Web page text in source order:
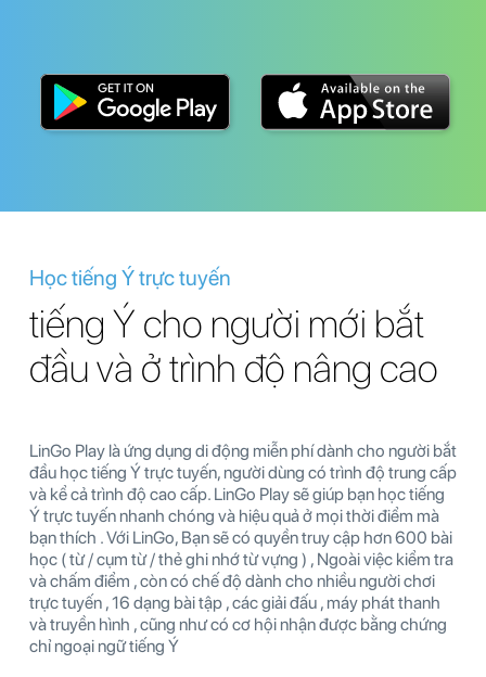
Học tiếng Ý trực tuyến
tiếng Ý cho người mới bắt
đầu và ở trình độ nâng cao
LinGo Play là ứng dụng di động miễn phí dành cho người bắt
đầu học tiếng Ý trực tuyến, người dùng có trình độ trung cấp
và kể cả trình độ cao cấp. LinGo Play sẽ giúp bạn học tiếng
Ý trực tuyến nhanh chóng và hiệu quả ở mọi thời điểm mà
bạn thích . Với LinGo, Bạn sẽ có quyền truy cập hơn 600 bài
học ( từ / cụm từ / thẻ ghi nhớ từ vựng ) , Ngoài việc kiểm tra
và chấm điểm , còn có chế độ dành cho nhiều người chơi
trực tuyến , 16 dạng bài tập , các giải đấu , máy phát thanh
và truyền hình , cũng như có cơ hội nhận được bằng chứng
chỉ ngoại ngữ tiếng Ý